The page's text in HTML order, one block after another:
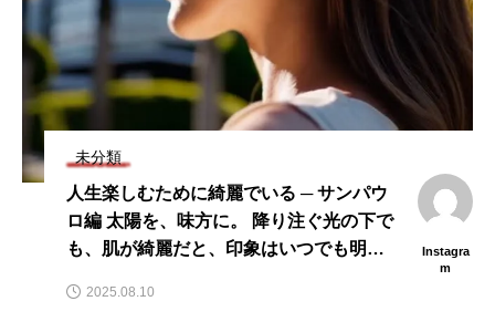
未分類
人生楽しむために綺麗でいる ─ サンパウ
ロ編 太陽を、味方に。 降り注ぐ光の下で
も、肌が綺麗だと、印象はいつでも明る
ハリを支えることで、自然に整えるアプ
Instagra
m
2025.08.10